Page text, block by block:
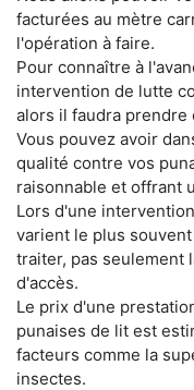
facturées au mètre
l'opération à faire.
Pour connaître à
intervention de lutte
alors il faudra
Vous pouvez avoir
qualité contre vos
raisonnable et offrant
Lors d'une
varient le plus
traiter, pas seulement
d'accès.
Le prix d'une
punaises de lit est
facteurs comme la
insectes.